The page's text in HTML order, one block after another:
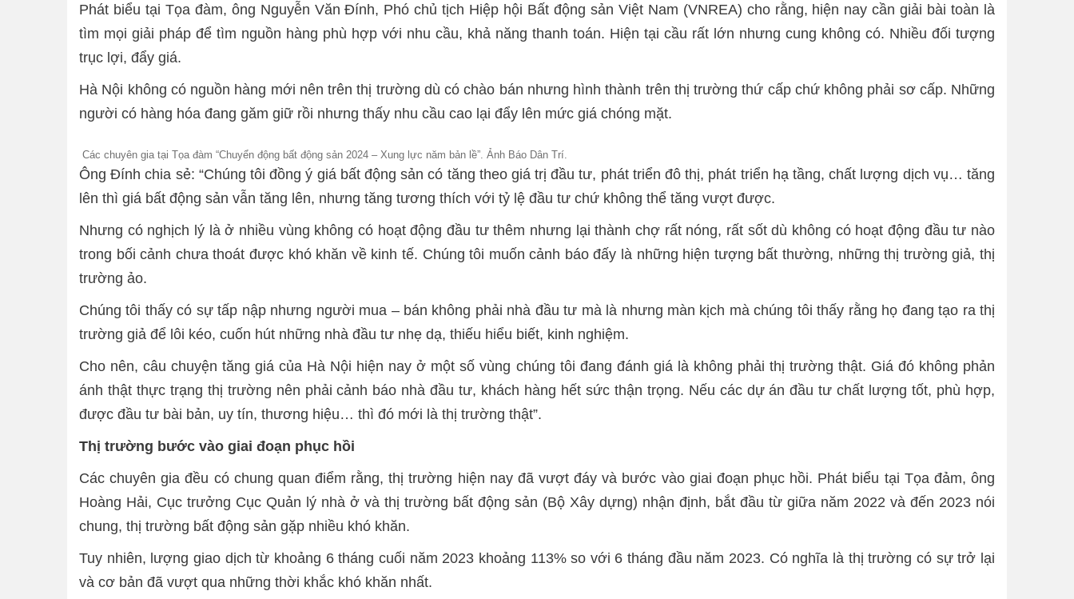
Phát biểu tại Tọa đàm, ông Nguyễn Văn Đính, Phó chủ tịch Hiệp hội Bất động sản Việt Nam (VNREA) cho rằng, hiện nay cần giải bài toàn là
tìm mọi giải pháp để tìm nguồn hàng phù hợp với nhu cầu, khả năng thanh toán. Hiện tại cầu rất lớn nhưng cung không có. Nhiều đối tượng
trục lợi, đẩy giá.
Hà Nội không có nguồn hàng mới nên trên thị trường dù có chào bán nhưng hình thành trên thị trường thứ cấp chứ không phải sơ cấp. Những
người có hàng hóa đang găm giữ rồi nhưng thấy nhu cầu cao lại đẩy lên mức giá chóng mặt.
Các chuyên gia tại Tọa đàm “Chuyển động bất động sản 2024 – Xung lực năm bản lề”. Ảnh Báo Dân Trí.
Ông Đính chia sẻ: “Chúng tôi đồng ý giá bất động sản có tăng theo giá trị đầu tư, phát triển đô thị, phát triển hạ tầng, chất lượng dịch vụ… tăng
lên thì giá bất động sản vẫn tăng lên, nhưng tăng tương thích với tỷ lệ đầu tư chứ không thể tăng vượt được.
Nhưng có nghịch lý là ở nhiều vùng không có hoạt động đầu tư thêm nhưng lại thành chợ rất nóng, rất sốt dù không có hoạt động đầu tư nào
trong bối cảnh chưa thoát được khó khăn về kinh tế. Chúng tôi muốn cảnh báo đấy là những hiện tượng bất thường, những thị trường giả, thị
trường ảo.
Chúng tôi thấy có sự tấp nập nhưng người mua – bán không phải nhà đầu tư mà là nhưng màn kịch mà chúng tôi thấy rằng họ đang tạo ra thị
trường giả để lôi kéo, cuốn hút những nhà đầu tư nhẹ dạ, thiếu hiểu biết, kinh nghiệm.
Cho nên, câu chuyện tăng giá của Hà Nội hiện nay ở một số vùng chúng tôi đang đánh giá là không phải thị trường thật. Giá đó không phản
ánh thật thực trạng thị trường nên phải cảnh báo nhà đầu tư, khách hàng hết sức thận trọng. Nếu các dự án đầu tư chất lượng tốt, phù hợp,
được đầu tư bài bản, uy tín, thương hiệu… thì đó mới là thị trường thật”.
Thị trường bước vào giai đoạn phục hồi
Các chuyên gia đều có chung quan điểm rằng, thị trường hiện nay đã vượt đáy và bước vào giai đoạn phục hồi. Phát biểu tại Tọa đảm, ông
Hoàng Hải, Cục trưởng Cục Quản lý nhà ở và thị trường bất động sản (Bộ Xây dựng) nhận định, bắt đầu từ giữa năm 2022 và đến 2023 nói
chung, thị trường bất động sản gặp nhiều khó khăn.
Tuy nhiên, lượng giao dịch từ khoảng 6 tháng cuối năm 2023 khoảng 113% so với 6 tháng đầu năm 2023. Có nghĩa là thị trường có sự trở lại
và cơ bản đã vượt qua những thời khắc khó khăn nhất.